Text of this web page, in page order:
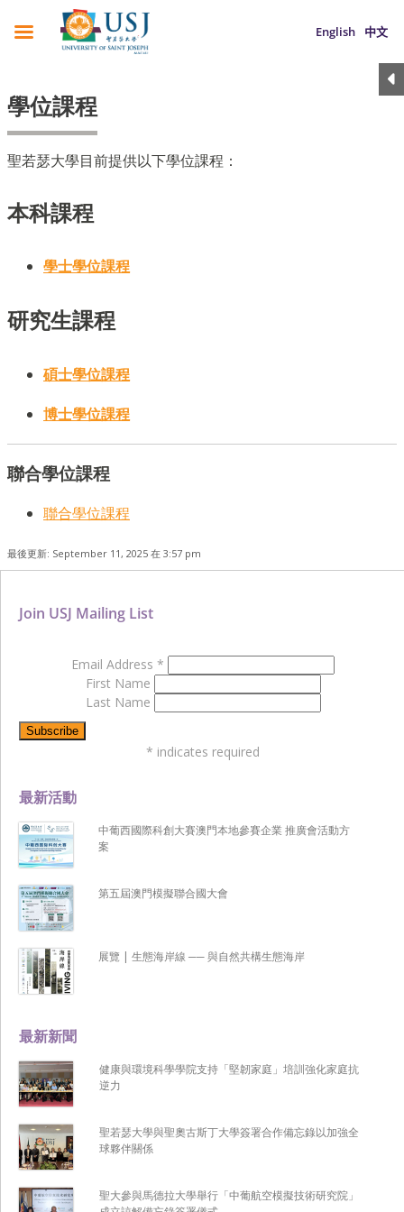
English 中文
學位課程
聖若瑟大學目前提供以下學位課程：
本科課程
學士學位課程
研究生課程
碩士學位課程
博士學位課程
聯合學位課程
聯合學位課程
最後更新: September 11, 2025 在 3:57 pm
最新新聞
健康與環境科學學院支持「堅韌家庭」培訓強化家庭抗
逆力
聖若瑟大學與聖奧古斯丁大學簽署合作備忘錄以加強全
球夥伴關係
聖大參與馬德拉大學舉行「中葡航空模擬技術研究院」
最新活動
中葡西國際科創大賽澳門本地參賽企業 推廣會活動方
案
第五屆澳門模擬聯合國大會
展覽 | 生態海岸線 ── 與自然共構生態海岸
Join USJ Mailing List
Email Address *
First Name
Last Name
* indicates required